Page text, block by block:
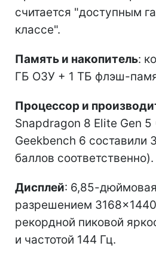
считается "доступным
классе".
Память и накопитель:
ГБ ОЗУ + 1 ТБ флэш-
Процессор и
Snapdragon 8 Elite Gen 5
Geekbench 6 составили
баллов соответственно).
Дисплей: 6,85-
разрешением
рекордной пиковой
и частотой 144 Гц.